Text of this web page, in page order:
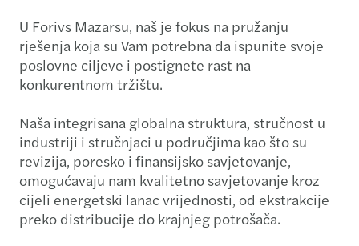
U Forivs Mazarsu, naš je fokus na pružanju
rješenja koja su Vam potrebna da ispunite svoje
poslovne ciljeve i postignete rast na
konkurentnom tržištu.
Naša integrisana globalna struktura, stručnost u
industriji i stručnjaci u područjima kao što su
revizija, poresko i finansijsko savjetovanje,
omogućavaju nam kvalitetno savjetovanje kroz
cijeli energetski lanac vrijednosti, od ekstrakcije
preko distribucije do krajnjeg potrošača.